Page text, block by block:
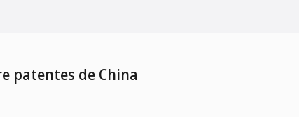
patentes de China